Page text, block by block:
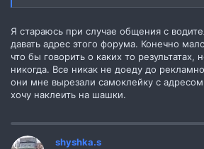
Я стараюсь при случае общения с
давать адрес этого форума. Конечно
что бы говорить о каких то
никогда. Все никак не доеду до
они мне вырезали самоклейку с
хочу наклеить на шашки.
shyshka.s